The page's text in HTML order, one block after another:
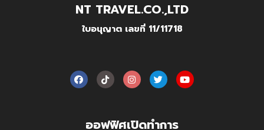
NT TRAVEL.CO.,LTD
ใบอนุญาต เลขที่ 11/11718
ออฟฟิศเปิดทำการ